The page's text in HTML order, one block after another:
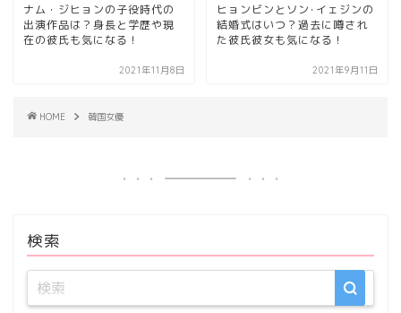
ナム・ジヒョンの子役時代の
出演作品は？身長と学歴や現
在の彼氏も気になる！
2021年11月8日
ヒョンビンとソン･イェジンの
結婚式はいつ？過去に噂され
た彼氏彼女も気になる！
2021年9月11日
HOME 韓国女優
検索